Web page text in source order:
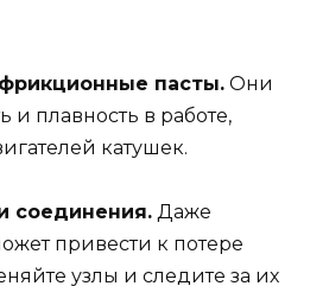
пасты. Они
и плавность в работе,
катушек.
соединения. Даже
привести к потере
узлы и следите за их